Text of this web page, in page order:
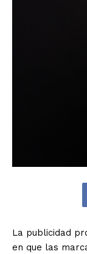
La publicidad
en que las